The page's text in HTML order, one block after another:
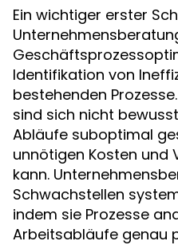
Ein wichtiger erster
Identifikation von
bestehenden
sind sich nicht
Abläufe suboptimal
unnötigen Kosten und
kann.
Schwachstellen
indem sie Prozesse
Arbeitsabläufe genau